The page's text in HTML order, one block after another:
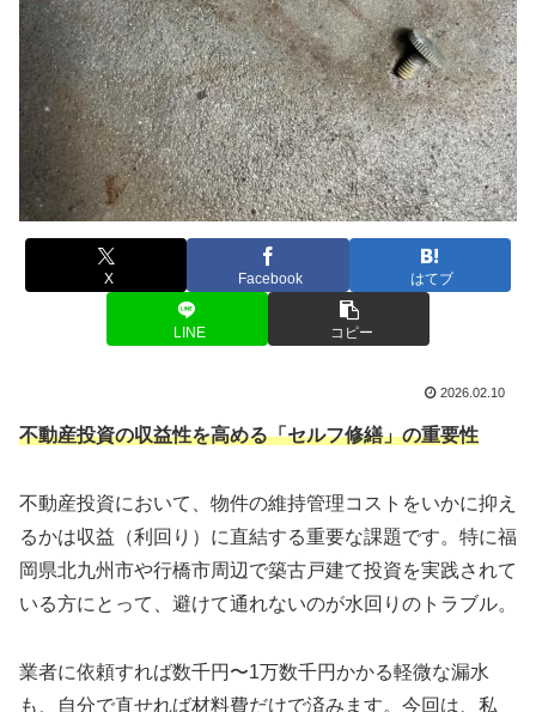
X Facebook はてブ
LINE コピー
2026.02.10
不動産投資の収益性を高める「セルフ修繕」の重要性
不動産投資において、物件の維持管理コストをいかに抑え
るかは収益（利回り）に直結する重要な課題です。特に福
岡県北九州市や行橋市周辺で築古戸建て投資を実践されて
いる方にとって、避けて通れないのが水回りのトラブル。
業者に依頼すれば数千円〜1万数千円かかる軽微な漏水
も、自分で直せれば材料費だけで済みます。今回は、私